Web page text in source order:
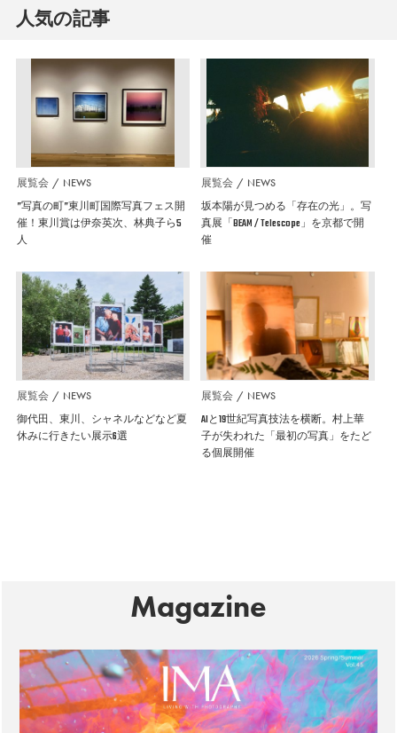
人気の記事
展覧会 NEWS
”写真の町”東川町国際写真フェス開
催！東川賞は伊奈英次、林典子ら5
人
展覧会 NEWS
坂本陽が見つめる「存在の光」。写
真展「BEAM / Telescope」を京都で開
催
展覧会 NEWS
御代田、東川、シャネルなどなど夏
休みに行きたい展示6選
展覧会 NEWS
AIと19世紀写真技法を横断。村上華
子が失われた「最初の写真」をたど
る個展開催
Magazine